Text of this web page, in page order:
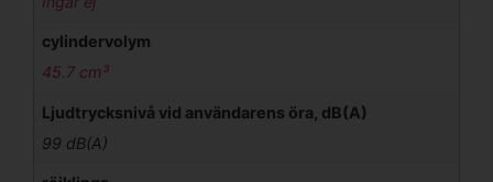
cylindervolym
45.7 cm³
Ljudtrycksnivå vid användarens öra, dB(A)
99 dB(A)